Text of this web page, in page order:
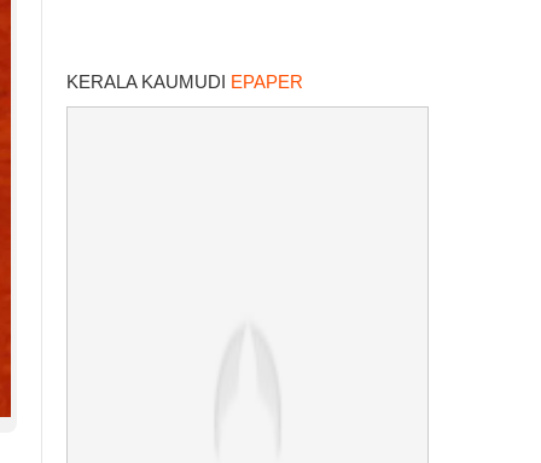
KERALA KAUMUDI EPAPER